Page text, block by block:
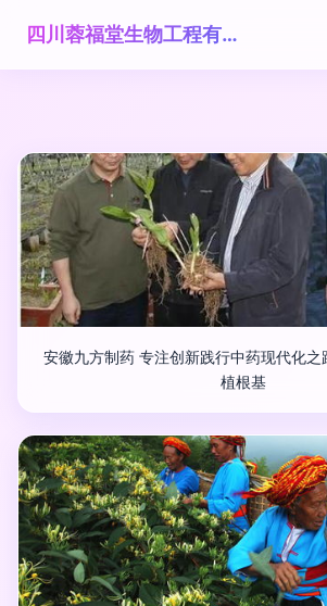
四川蓉福堂生物工程有限公司
安徽九方制药 专注创新践行中药现代化
植根基